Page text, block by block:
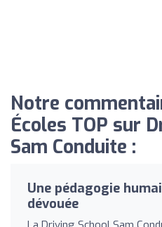
Notre
Écoles TOP sur
Sam Conduite :
Une pédagogie
dévouée